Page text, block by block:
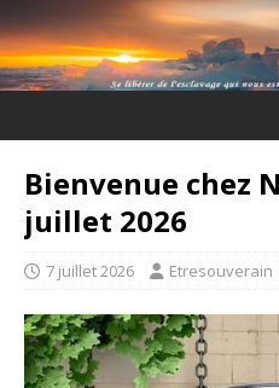
Bienvenue chez
juillet 2026
7 juillet 2026 Etresouverain